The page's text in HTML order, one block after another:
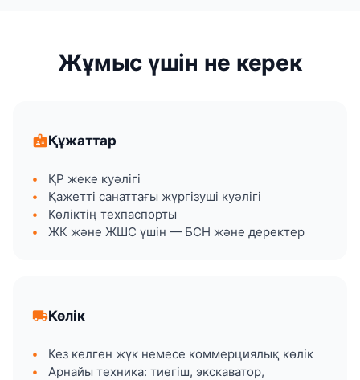
Жұмыс үшін не керек
badgeҚұжаттар
ҚР жеке куәлігі
Қажетті санаттағы жүргізуші куәлігі
Көліктің техпаспорты
ЖК және ЖШС үшін — БСН және деректер
local_shippingКөлік
Кез келген жүк немесе коммерциялық көлік
Арнайы техника: тиегіш, экскаватор,